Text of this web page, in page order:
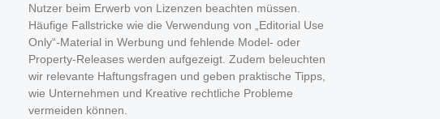
Nutzer beim Erwerb von Lizenzen beachten müssen.
Häufige Fallstricke wie die Verwendung von „Editorial Use
Only“-Material in Werbung und fehlende Model- oder
Property-Releases werden aufgezeigt. Zudem beleuchten
wir relevante Haftungsfragen und geben praktische Tipps,
wie Unternehmen und Kreative rechtliche Probleme
vermeiden können.